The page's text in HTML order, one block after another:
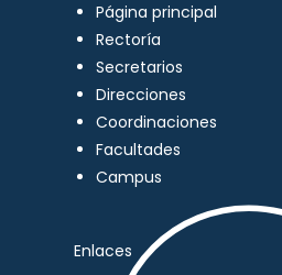
Página principal
Rectoría
Secretarios
Direcciones
Coordinaciones
Facultades
Campus
Enlaces